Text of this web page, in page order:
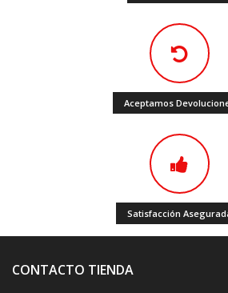
Aceptamos
Satisfacción
CONTACTO TIENDA